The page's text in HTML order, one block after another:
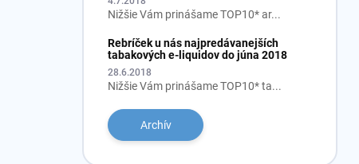
Nižšie Vám prinášame TOP10* ar...
Rebríček u nás najpredávanejších
tabakových e-liquidov do júna 2018
28.6.2018
Nižšie Vám prinášame TOP10* ta...
Archív